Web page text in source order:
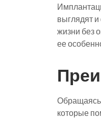
выглядят
жизни без
ее
Обращаясь
которые